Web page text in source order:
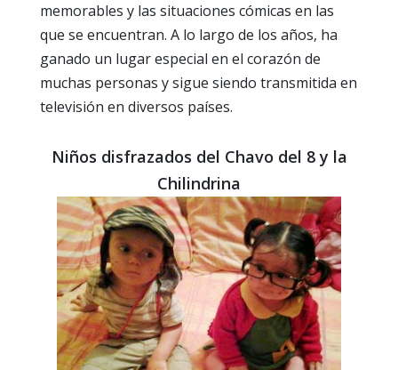
memorables y las situaciones cómicas en las
que se encuentran. A lo largo de los años, ha
ganado un lugar especial en el corazón de
muchas personas y sigue siendo transmitida en
televisión en diversos países.
Niños disfrazados del Chavo del 8 y la
Chilindrina